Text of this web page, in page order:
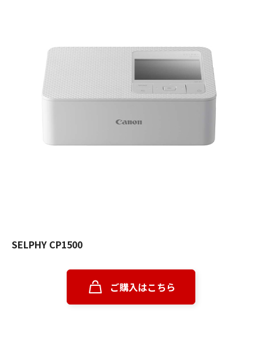
SELPHY CP1500
ご購入はこちら